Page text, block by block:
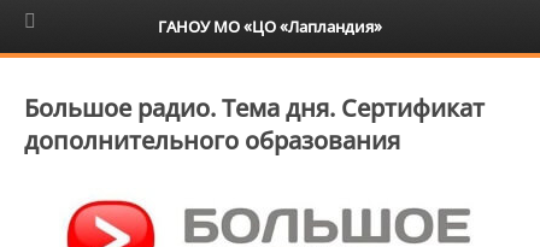
6+
Большое радио. Тема дня. Cертификат
дополнительного образования
ГАНОУ МО «ЦО «Лапландия»